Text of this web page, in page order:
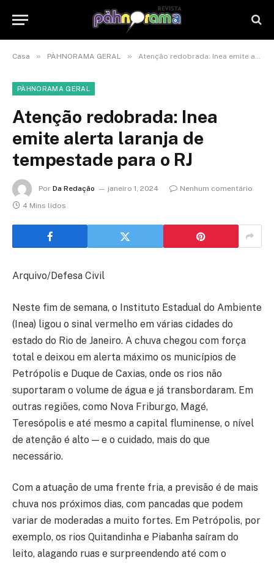
Casa » PÀHNORAMA GERAL » Atenção redobrada: Inea emite alerta laranja de tempestade para o RJ
PÀHNORAMA GERAL
Atenção redobrada: Inea
emite alerta laranja de
tempestade para o RJ
Por Da Redação janeiro 1, 2024
Nenhum comentário
4 Mins lidos
Arquivo/Defesa Civil
Neste fim de semana, o Instituto Estadual do Ambiente
(Inea) ligou o sinal vermelho em várias cidades do
estado do Rio de Janeiro. A chuva chegou com força
total e deixou em alerta máximo os municípios de
Petrópolis e Duque de Caxias, onde os rios não
suportaram o volume de água e já transbordaram. Em
outras regiões, como Nova Friburgo, Magé,
Teresópolis e até mesmo a capital fluminense, o nível
de atenção é alto — e o cuidado, mais do que
necessário.
Com a atuação de uma frente fria, a previsão é de mais
chuva nos próximos dias, com pancadas que podem
variar de moderadas a muito fortes. Em Petrópolis, por
exemplo, os rios Quitandinha e Piabanha saíram do
leito, alagando ruas e surpreendendo até com o